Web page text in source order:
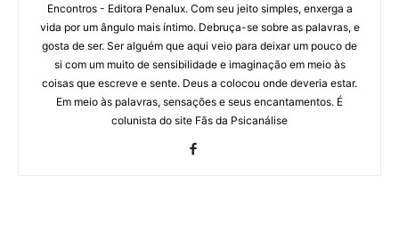
Encontros - Editora Penalux. Com seu jeito simples, enxerga a
vida por um ângulo mais íntimo. Debruça-se sobre as palavras, e
gosta de ser. Ser alguém que aqui veio para deixar um pouco de
si com um muito de sensibilidade e imaginação em meio às
coisas que escreve e sente. Deus a colocou onde deveria estar.
Em meio às palavras, sensações e seus encantamentos. É
colunista do site Fãs da Psicanálise